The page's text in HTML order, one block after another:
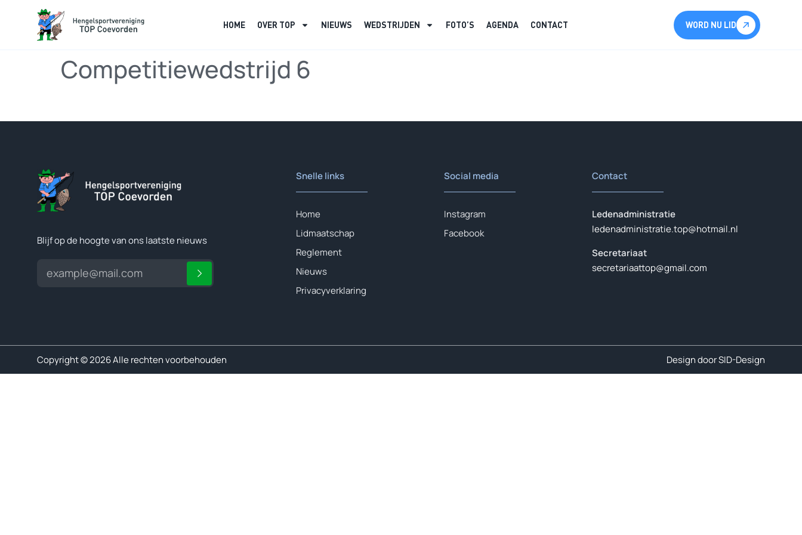
HOME OVER TOP NIEUWS WEDSTRIJDEN FOTO’S AGENDA CONTACT WORD NU LID
Competitiewedstrijd 6
Blijf op de hoogte van ons laatste nieuws
Snelle links
Home
Lidmaatschap
Reglement
Nieuws
Privacyverklaring
Social media
Instagram
Facebook
Contact
Ledenadministratie
ledenadministratie.top@hotmail.nl
Secretariaat
secretariaattop@gmail.com
Copyright © 2026 Alle rechten voorbehouden Design door SID-Design